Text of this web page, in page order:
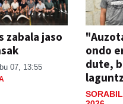
zabala jaso
07, 13:55
ondo
dute,